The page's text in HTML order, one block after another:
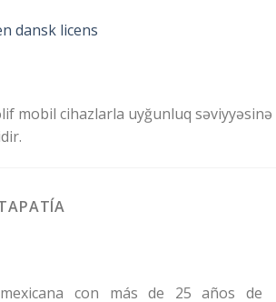
dansk licens
mobil cihazlarla uyğunluq səviyyəsinə
con más de 25 años de